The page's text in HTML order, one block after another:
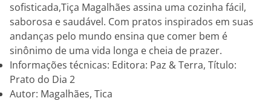
sofisticada,Tiça Magalhães assina uma cozinha fácil,
saborosa e saudável. Com pratos inspirados em suas
andanças pelo mundo ensina que comer bem é
sinônimo de uma vida longa e cheia de prazer.
Informações técnicas: Editora: Paz & Terra, Título:
Prato do Dia 2
Autor: Magalhães, Tica